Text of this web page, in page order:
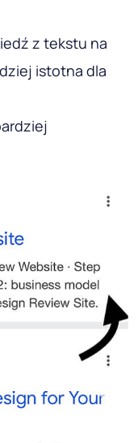
z tekstu na
istotna dla